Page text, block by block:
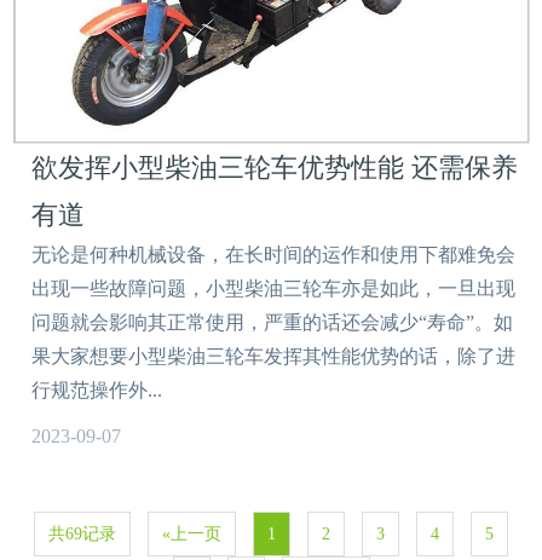
欲发挥小型柴油三轮车优势性能 还需保养
有道
无论是何种机械设备，在长时间的运作和使用下都难免会
出现一些故障问题，小型柴油三轮车亦是如此，一旦出现
问题就会影响其正常使用，严重的话还会减少“寿命”。如
果大家想要小型柴油三轮车发挥其性能优势的话，除了进
行规范操作外...
2023-09-07
共69记录 «上一页 1 2 3 4 5